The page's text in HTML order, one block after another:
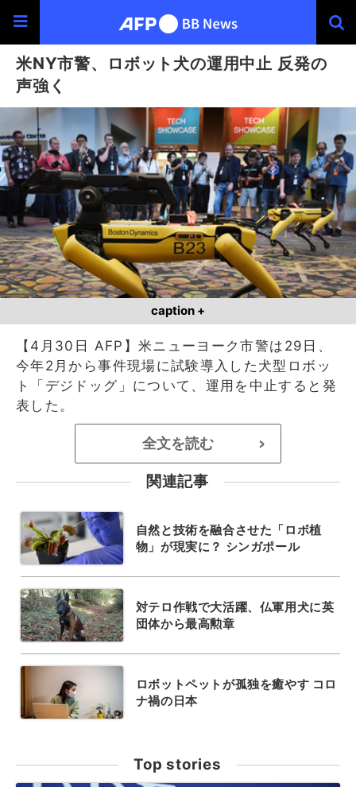
米NY市警、ロボット犬の運用中止 反発の
声強く
caption +
【4月30日 AFP】米ニューヨーク市警は29日、
今年2月から事件現場に試験導入した犬型ロボッ
ト「デジドッグ」について、運用を中止すると発
表した。
全文を読む >
関連記事
自然と技術を融合させた「ロボ植
物」が現実に？ シンガポール
対テロ作戦で大活躍、仏軍用犬に英
団体から最高勲章
ロボットペットが孤独を癒やす コロ
ナ禍の日本
Top stories